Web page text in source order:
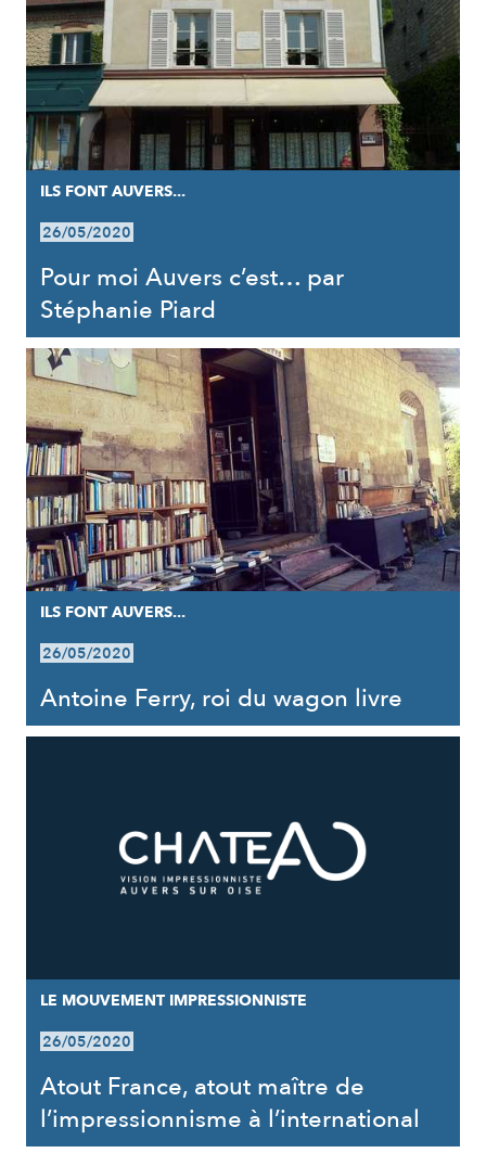
ILS FONT AUVERS...
26/05/2020
Pour moi Auvers c’est… par
Stéphanie Piard
ILS FONT AUVERS...
26/05/2020
Antoine Ferry, roi du wagon livre
LE MOUVEMENT IMPRESSIONNISTE
26/05/2020
Atout France, atout maître de
l’impressionnisme à l’international